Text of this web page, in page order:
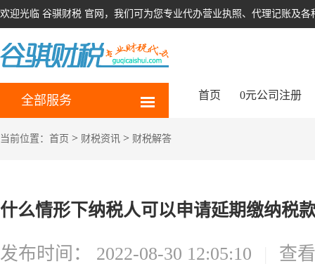
欢迎光临 谷骐财税 官网，我们可为您专业代办营业执照、代理记账及各
全部服务 首页 0元公司注册
当前位置： 首页 > 财税资讯 > 财税解答
什么情形下纳税人可以申请延期缴纳税
发布时间： 2022-08-30 12:05:10 查